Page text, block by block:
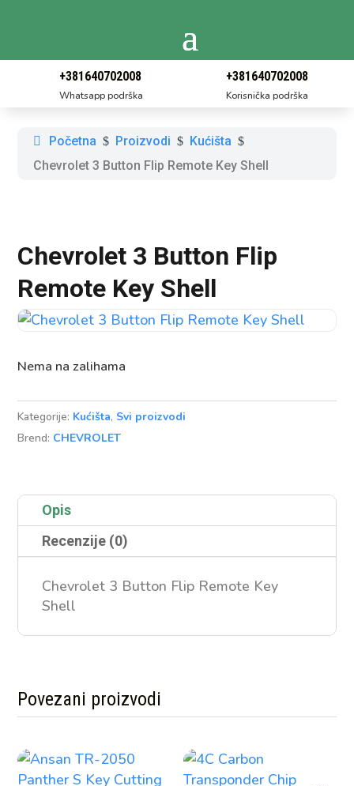
+381640702008
Whatsapp podrška
+381640702008
Korisnička podrška
Početna $ Proizvodi $ Kućišta $
Chevrolet 3 Button Flip Remote Key Shell
Chevrolet 3 Button Flip
Remote Key Shell
Nema na zalihama
Kategorije: Kućišta, Svi proizvodi
Brend: CHEVROLET
Opis
Recenzije (0)
Chevrolet 3 Button Flip Remote Key
Shell
Povezani proizvodi